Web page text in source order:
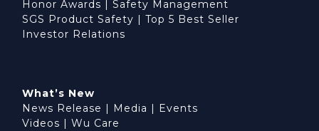
Honor Awards | Safety Management
SGS Product Safety | Top 5 Best Seller
Investor Relations
What’s New
News Release | Media | Events
Videos | Wu Care